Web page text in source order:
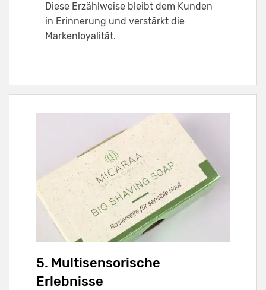
Diese Erzählweise bleibt dem Kunden
in Erinnerung und verstärkt die
Markenloyalität.
5. Multisensorische
Erlebnisse